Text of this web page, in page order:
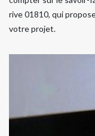
rive 01810, qui
votre projet.